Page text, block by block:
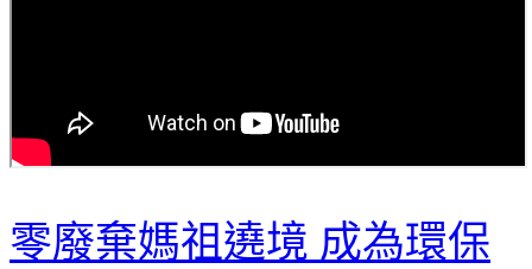
零廢棄媽祖遶境 成為環保